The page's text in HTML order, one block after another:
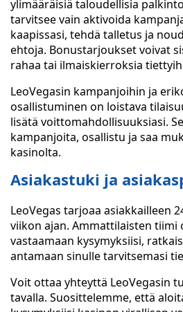
ylimääräisiä taloudellisia
tarvitsee vain aktivoida
kaapissasi, tehdä talletus ja
ehtoja. Bonustarjoukset voivat
rahaa tai ilmaiskierroksia
LeoVegasin kampanjoihin ja
osallistuminen on loistava
lisätä voittomahdollisuuksiasi.
kampanjoita, osallistu ja saa
kasinolta.
Asiakastuki ja
LeoVegas tarjoaa asiakkailleen
viikon ajan. Ammattilaisten tiimi
vastaamaan kysymyksiisi,
antamaan sinulle tarvitsemasi
Voit ottaa yhteyttä LeoVegasin
tavalla. Suosittelemme, että